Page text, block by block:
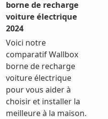
borne de recharge
voiture électrique
2024
Voici notre
comparatif Wallbox
borne de recharge
voiture électrique
pour vous aider à
choisir et installer la
meilleure à la maison.